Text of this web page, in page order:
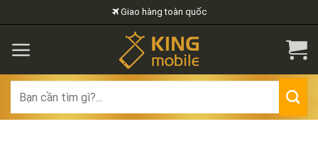
to
content
Giao hàng toàn quốc
for: